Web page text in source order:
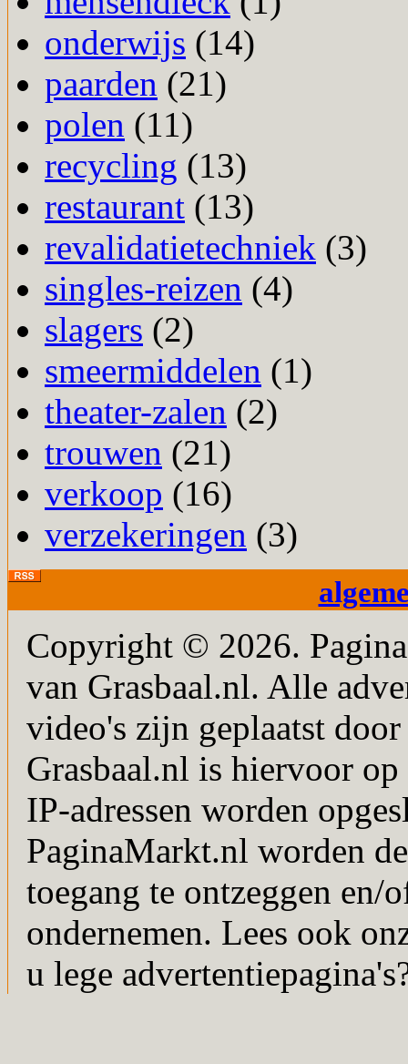
onderwijs (14)
paarden (21)
polen (11)
recycling (13)
restaurant (13)
revalidatietechniek (3)
singles-reizen (4)
slagers (2)
smeermiddelen (1)
theater-zalen (2)
trouwen (21)
verkoop (16)
verzekeringen (3)
Copyright © 2026.
van Grasbaal.nl. Alle
video's zijn geplaatst
Grasbaal.nl is hiervoor
IP-adressen worden
PaginaMarkt.nl worden
toegang te ontzeggen en/
ondernemen. Lees ook
u lege